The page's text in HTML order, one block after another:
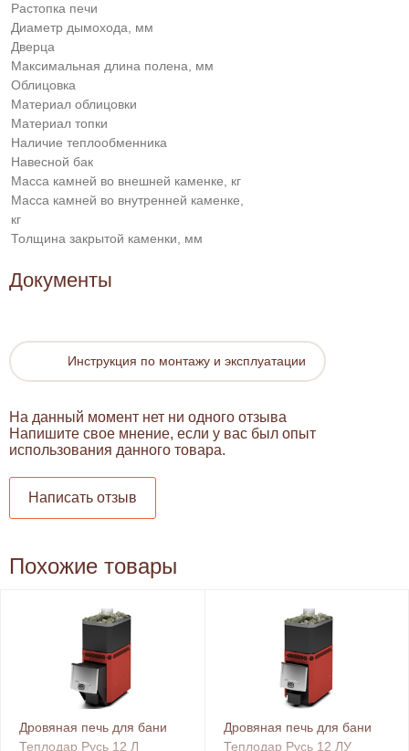
Растопка печи
Диаметр дымохода, мм
Дверца
Максимальная длина полена, мм
Облицовка
Материал облицовки
Материал топки
Наличие теплообменника
Навесной бак
Масса камней во внешней каменке, кг
Масса камней во внутренней каменке,
кг
Толщина закрытой каменки, мм
Документы
Инструкция по монтажу и эксплуатации
На данный момент нет ни одного отзыва
Напишите свое мнение, если у вас был опыт
использования данного товара.
Написать отзыв
Похожие товары
Дровяная печь для бани
Теплодар Русь 12 Л
Дровяная печь для бани
Теплодар Русь 12 ЛУ